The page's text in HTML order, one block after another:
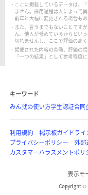
ここに掲載しているデータは、
ません。採用過程は人によって
前年と大幅に変更される場合もあ
また、言うまでもないことです
ん。他人が誉めているからとい
切れませんし、ここで評価の高
掲載された内容の真偽、評価の
「一つの結果」として参考程度
キーワード
みん就の使い方学生認証合同
利用規約 掲示板ガイドライ
プライバシーポリシー
外部
カスタマーハラスメントポリ
表示モ
Copyright ©